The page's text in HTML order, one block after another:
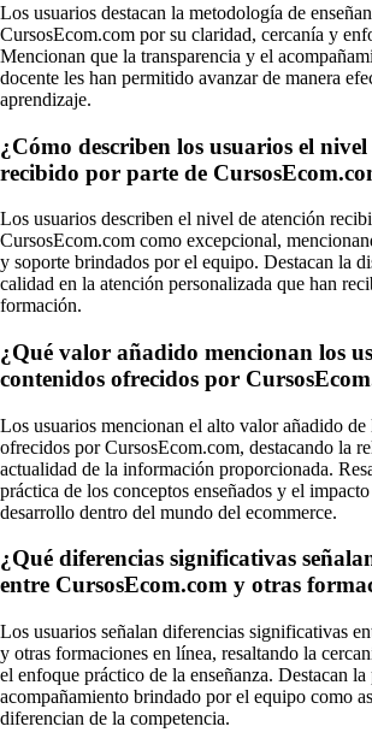
Los usuarios destacan la metodología de
CursosEcom.com por su claridad, cercanía y
Mencionan que la transparencia y el
docente les han permitido avanzar de manera
aprendizaje.
¿Cómo describen los usuarios el
recibido por parte de
Los usuarios describen el nivel de atención
CursosEcom.com como excepcional,
y soporte brindados por el equipo. Destacan la
calidad en la atención personalizada que han
formación.
¿Qué valor añadido mencionan los
contenidos ofrecidos por
Los usuarios mencionan el alto valor añadido de
ofrecidos por CursosEcom.com, destacando la
actualidad de la información proporcionada.
práctica de los conceptos enseñados y el
desarrollo dentro del mundo del ecommerce.
¿Qué diferencias significativas
entre CursosEcom.com y otras
Los usuarios señalan diferencias significativas
y otras formaciones en línea, resaltando la
el enfoque práctico de la enseñanza. Destacan
acompañamiento brindado por el equipo como
diferencian de la competencia.